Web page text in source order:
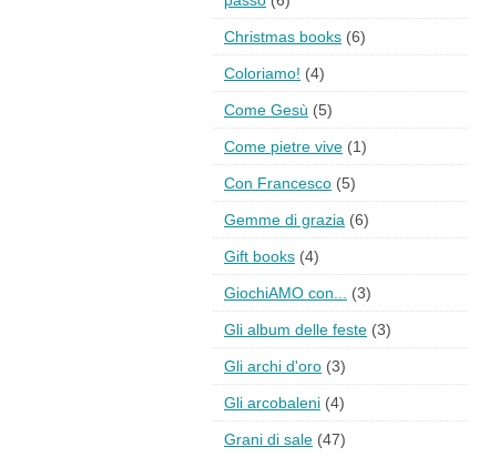
Christmas books (6)
Coloriamo! (4)
Come Gesù (5)
Come pietre vive (1)
Con Francesco (5)
Gemme di grazia (6)
Gift books (4)
GiochiAMO con... (3)
Gli album delle feste (3)
Gli archi d'oro (3)
Gli arcobaleni (4)
Grani di sale (47)